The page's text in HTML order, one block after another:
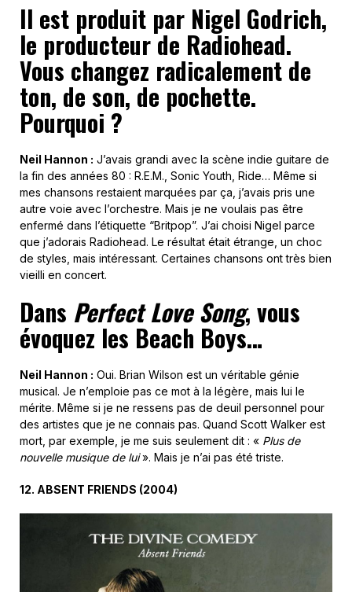
Il est produit par Nigel Godrich,
le producteur de Radiohead.
Vous changez radicalement de
ton, de son, de pochette.
Pourquoi ?
Neil Hannon : J’avais grandi avec la scène indie guitare de
la fin des années 80 : R.E.M., Sonic Youth, Ride… Même si
mes chansons restaient marquées par ça, j’avais pris une
autre voie avec l’orchestre. Mais je ne voulais pas être
enfermé dans l’étiquette “Britpop”. J’ai choisi Nigel parce
que j’adorais Radiohead. Le résultat était étrange, un choc
de styles, mais intéressant. Certaines chansons ont très bien
vieilli en concert.
Dans Perfect Love Song, vous
évoquez les Beach Boys…
Neil Hannon : Oui. Brian Wilson est un véritable génie
musical. Je n’emploie pas ce mot à la légère, mais lui le
mérite. Même si je ne ressens pas de deuil personnel pour
des artistes que je ne connais pas. Quand Scott Walker est
mort, par exemple, je me suis seulement dit : « Plus de
nouvelle musique de lui». Mais je n’ai pas été triste.
12. ABSENT FRIENDS (2004)